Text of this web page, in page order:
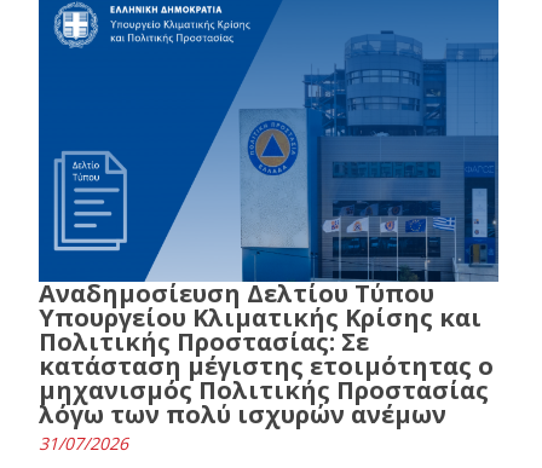
Αναδημοσίευση Δελτίου Τύπου
Υπουργείου Κλιματικής Κρίσης και
Πολιτικής Προστασίας: Σε
κατάσταση μέγιστης ετοιμότητας ο
μηχανισμός Πολιτικής Προστασίας
λόγω των πολύ ισχυρών ανέμων
31/07/2026